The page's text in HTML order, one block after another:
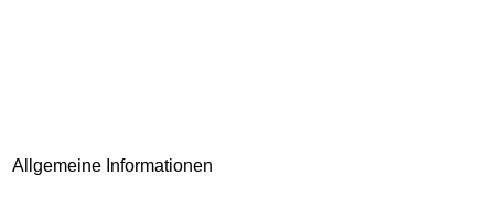
Allgemeine Informationen